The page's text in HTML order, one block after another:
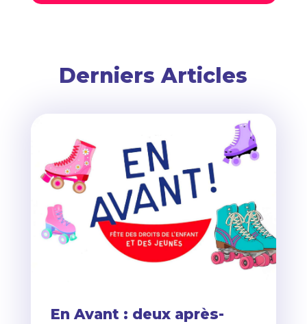
Derniers Articles
En Avant : deux après-